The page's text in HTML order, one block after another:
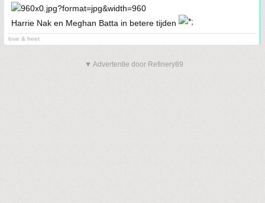
Harrie Nak en Meghan Batta in betere tijden
love & heet
▼ Advertentie door Refinery89